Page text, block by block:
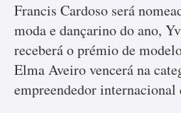
Francis Cardoso será
moda e dançarino do ano,
receberá o prémio de
Elma Aveiro vencerá na
empreendedor internacional